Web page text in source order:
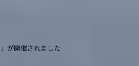
が開催されました